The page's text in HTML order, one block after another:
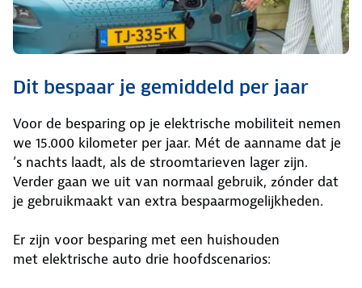
Dit bespaar je gemiddeld per jaar
Voor de besparing op je elektrische mobiliteit nemen
we 15.000 kilometer per jaar. Mét de aanname dat je
’s nachts laadt, als de stroomtarieven lager zijn.
Verder gaan we uit van normaal gebruik, zónder dat
je gebruikmaakt van extra bespaarmogelijkheden.
Er zijn voor besparing met een huishouden
met elektrische auto drie hoofdscenarios: